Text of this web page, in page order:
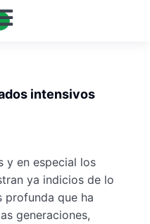
intensivos
y en especial los
ya indicios de lo
profunda que ha
generaciones,